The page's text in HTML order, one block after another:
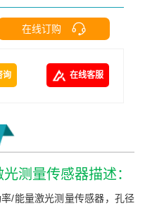
在线订购
询 在线客服
测量传感器描述：
/能量激光测量传感器，孔径